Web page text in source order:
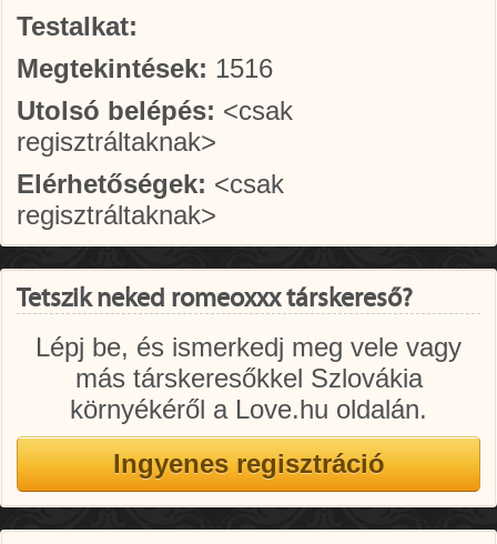
Testalkat:
Megtekintések: 1516
Utolsó belépés: <csak
regisztráltaknak>
Elérhetőségek: <csak
regisztráltaknak>
Tetszik neked romeoxxx társkereső?
Lépj be, és ismerkedj meg vele vagy
más társkeresőkkel Szlovákia
környékéről a Love.hu oldalán.